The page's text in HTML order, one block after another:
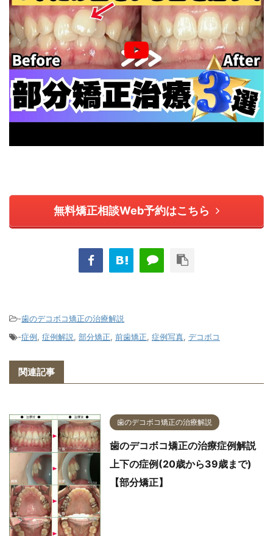
無料矯正相談Web予約はこちら
-歯のデコボコ矯正の治療解説
-症例, 症例解説, 部分矯正, 前歯矯正, 症例写真, デコボコ
関連記事
歯のデコボコ矯正の治療解説
歯のデコボコ矯正の治療症例解説
上下の症例(20歳から39歳まで)
【部分矯正】